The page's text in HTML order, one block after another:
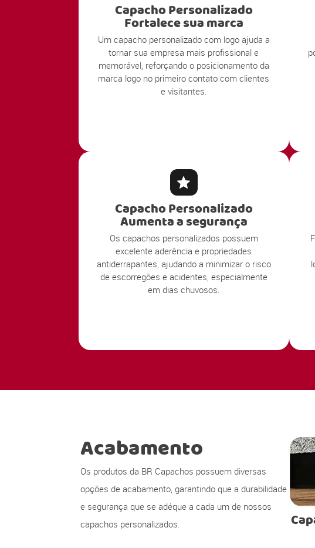
Capacho Personalizado
Fortalece sua marca
Um capacho personalizado com logo ajuda a
tornar sua empresa mais profissional e
memorável, reforçando o posicionamento da
marca logo no primeiro contato com clientes
e visitantes.
Capacho Personalizado
Aumenta a segurança
Os capachos personalizados possuem
excelente aderência e propriedades
antiderrapantes, ajudando a minimizar o risco
de escorregões e acidentes, especialmente
em dias chuvosos.
Acabamento
Os produtos da BR Capachos possuem diversas
opções de acabamento, garantindo que a durabilidade
e segurança que se adéque a cada um de nossos
capachos personalizados.